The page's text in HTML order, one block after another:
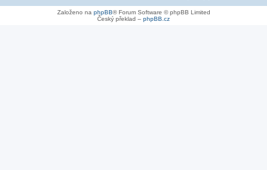
Založeno na phpBB® Forum Software © phpBB Limited
Český překlad – phpBB.cz